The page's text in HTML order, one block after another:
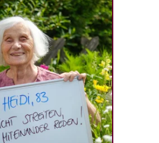
streiten! So lautet Heidis Rat an
83-Jährigen, die in unserem
Neuendorf lebt, war es immer
reden, Verständnis füreinander zu
zu finden. Statt im Streit
sich lieber zu vertragen - und im
lachen zu
können....